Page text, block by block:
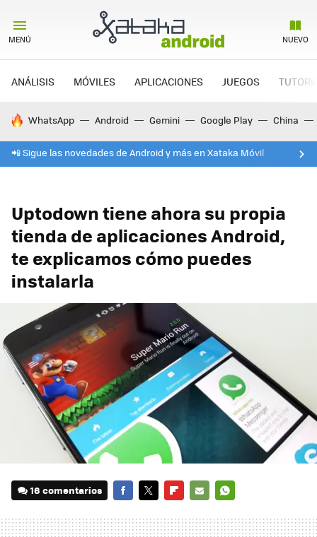
MENÚ NUEVO
ANÁLISIS MÓVILES APLICACIONES JUEGOS
HOY SE HABLA DE
WhatsApp Android Gemini Google Play China
📲 Sigue las novedades de Android y más en Xataka Móvil
Uptodown tiene ahora su propia
tienda de aplicaciones Android,
te explicamos cómo puedes
instalarla
16 comentarios
MAIL